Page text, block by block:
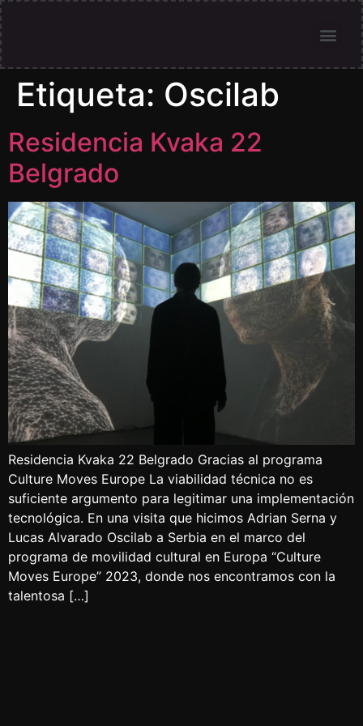
Etiqueta: Oscilab
Residencia Kvaka 22
Belgrado​
Residencia Kvaka 22 Belgrado Gracias al programa
Culture Moves Europe La viabilidad técnica no es
suficiente argumento para legitimar una implementación
tecnológica. En una visita que hicimos Adrian Serna y
Lucas Alvarado Oscilab a Serbia en el marco del
programa de movilidad cultural en Europa “Culture
Moves Europe” 2023, donde nos encontramos con la
talentosa […]